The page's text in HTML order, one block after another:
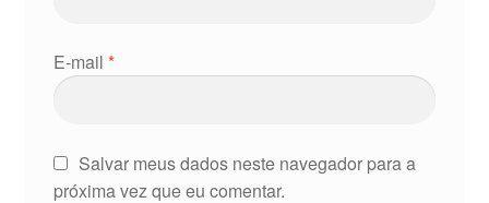
E-mail *
Salvar meus dados neste navegador para a
próxima vez que eu comentar.